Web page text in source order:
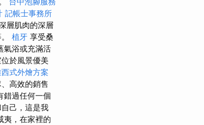
記帳士事務所
層肌肉的深層
植牙 享受桑
氣浴或充滿活
於風景優美
式外燴方案
高效的銷售
錯過任何一個
己，這是我
夷，在家裡的